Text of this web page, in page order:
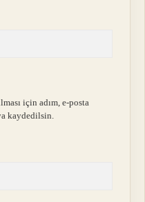
için adım, e-posta
kaydedilsin.